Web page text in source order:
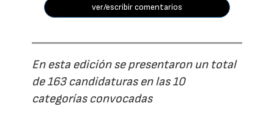
ver/escribir comentarios
En esta edición se presentaron un total
de 163 candidaturas en las 10
categorías convocadas